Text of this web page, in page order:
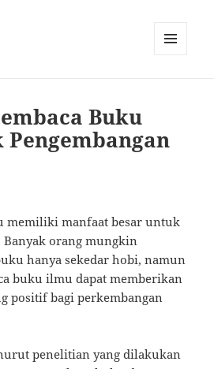
Buku
memiliki manfaat besar untuk
orang mungkin
hanya sekedar hobi, namun
buku ilmu dapat memberikan
positif bagi perkembangan
penelitian yang dilakukan